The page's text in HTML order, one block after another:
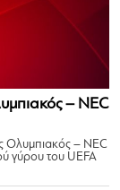
– NEC
Ολυμπιακός – NEC
γύρου του UEFA